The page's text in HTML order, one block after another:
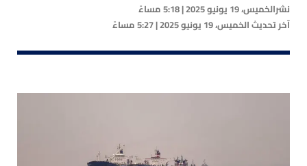
نشرالخميس، 19 يونيو 2025 | 5:18 مساءً
آخر تحديثالخميس، 19 يونيو 2025 | 5:27 مساءً